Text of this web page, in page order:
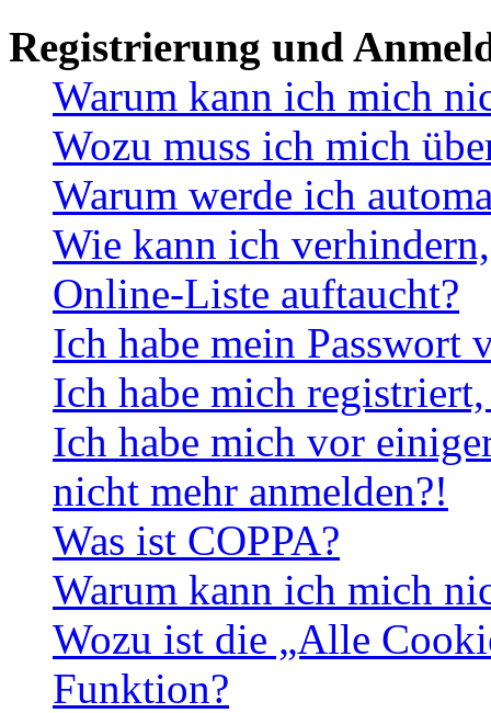
Registrierung und
Warum kann ich mich
Wozu muss ich mich
Warum werde ich
Wie kann ich
Online-Liste auftaucht?
Ich habe mein Passwort
Ich habe mich
Ich habe mich vor
nicht mehr anmelden?!
Was ist COPPA?
Warum kann ich mich
Wozu ist die „Alle
Funktion?